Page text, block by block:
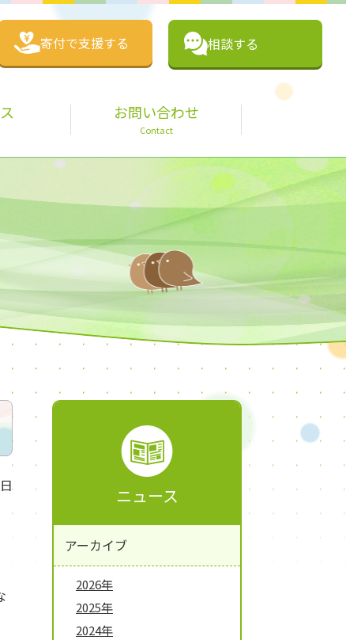
寄付で支援する 相談する
お問い合わせ
Contact
ニュース
アーカイブ
2026年
2025年
2024年